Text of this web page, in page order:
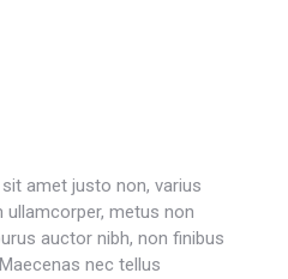
amet justo non, varius
ullamcorper, metus non
auctor nibh, non finibus
nec tellus